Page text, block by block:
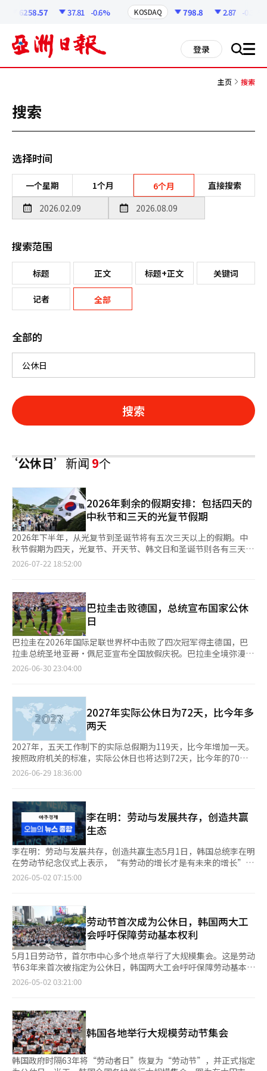
6258.57 37.81 -0.6% KOSDAQ 798.8 2.87 -0.36%
登录 搜 all
主页 搜索
搜索
选择时间
一个星期 1个月 6个月 直接搜索
搜索范围
标题 正文 标题+正文 关键词
记者 全部
全部的
搜索
‘公休日’新闻9个
2026年剩余的假期安排：包括四天的
中秋节和三天的光复节假期
2026年下半年，从光复节到圣诞节将有五次三天以上的假期。中
秋节假期为四天，光复节、开天节、韩文日和圣诞节则各有三天假
期。 截至22日，最近的假期是下个月的光复节。今年的光复节在8
月24日周四开始，到26日周六结束。接下来的27日是周日，按照
五天工作制，周四到周日可以休假四天。 不过，28日周一并不是
替代假期。根据现行规定，春节和中秋假期只有在与周日或其他假
期重叠时才适用替代假期。假期的最后一天是周六，仅此原因并不
会产生替代假期。 10月将有两次三天的假期。开天节在10月3日是
周六，因此5日周一为替代假期。接着，韩文日在10月9日是周
五，直到11日周日又可以休假三天。 今年最后的公休日是圣诞
节，恰逢周五。从12月25日到27日将形成三天的假期。 根据五天
期 △9月24日至27日中秋假期 △10月3日至5日开天节假期 △10月
9日至11日韩文假期 △12月25日至27日圣诞节假期。在这些假期
中，除了周六和周日外，额外的工作日假期总共有6天。 2026年全
国机关的公休日总共有70天，而五天工作制员工的实际总假期为
118天。今年三天以上的假期共有八次，截至7月还有五次假期待
来。※ 本报道经人工智能（AI）系统翻译与编辑。
2026-07-22 18:52:00
巴拉圭击败德国，总统宣布国家公休
日
巴拉圭在2026年国际足联世界杯中击败了四次冠军得主德国，巴
拉圭总统圣地亚哥·佩尼亚宣布全国放假庆祝。巴拉圭全境弥漫着
节日气氛。 根据29日（当地时间）彭博社和路透社的报道，巴拉
X（前身为推特）上发文称：“巴拉圭绝不放弃。今天是公休
日。”政府也正式确认将30日定为国家公休日。 在首都亚松森及
巴拉圭各地，市民们手持国旗走上街头庆祝胜利，欢呼的画面迅速
在社交媒体上传播。 此次胜利还收到了来自海外的祝贺信息。曾
在巴拉圭度过童年的美国国务院副部长克里斯托弗·兰多、智利总
统何塞·安东尼奥·卡斯特以及阿根廷经济部长路易斯·卡普托等
人纷纷祝贺巴拉圭国家队的胜利。 巴拉圭将在下个月4日与美国费
城的法国和瑞典比赛的胜者争夺八强席位。
2026-06-30 23:04:00
2027年实际公休日为72天，比今年多
两天
2027年，五天工作制下的实际总假期为119天，比今年增加一天。
按照政府机关的标准，实际公休日也将达到72天，比今年的70天
增加两天，三天以上的连休次数将从8次增加到10次。 6月29日，
星期日和24个国庆日、替代假日、劳动节、宪法纪念日等，总计
76天。 然而，春节（2月7日）、纪念日（6月6日）、光复节（8
月15日）、开天节（10月3日）均与星期日重合，因此实际的政府
公休日总数为72天，比今年的70天多出两天。 在实施五天工作制
的机构中，政府公休日72天加上52个星期六，总共可以休息124
天。然而，春节假期的第一天（2月6日）、劳动节（5月1日）、
宪法纪念日（7月17日）、韩文日（10月9日）、圣诞节（12月25
日）与星期六重合，因此实际的总假期为119天，比今年的118天
次。具体为：△1月1日至3日 △2月6日至9日 △2月27日至3月1日
△5月1日至3日 △7月17日至19日 △8月14日至16日 △9月14日至
16日 △10月2日至4日 △10月9日至11日 △12月25日至27日。今
年的三天以上连休为8次，增加了两次。 主要传统节日包括：春节
在2月7日（星期日）、正月大满月在2月21日（星期日）、端午节
在6月9日（星期三）、七夕在8月8日（星期日）、中秋节在9月15
日（星期三）、寒食节在4月6日（星期二）。初伏在7月20日（星
期二）、中伏在7月30日（星期五）、末伏在8月9日（星期一）。
2026-06-29 18:36:00
李在明：劳动与发展共存，创造共赢
生态
李在明：劳动与发展共存，创造共赢生态5月1日，韩国总统李在明
在劳动节纪念仪式上表示，“有劳动的增长才是有未来的增长”。
他强调，劳动尊重不仅是关怀或施舍的问题，并承诺将建立一个劳
休日，工会呼吁保障劳动基本权利在劳动节这一天，首尔市中心举
行了大规模集会。韩国两大工会——韩国劳动组合总联盟和全国民
主劳动组合总联盟分别在不同地点举行了纪念活动，呼吁保障劳动
基本权利。韩国劳动组合总联盟主席金东明在活动中表示，人工智
能的普及正在改变就业，气候危机和产业转型也在改变工作方式。
他承诺实现公平的转型。全国民主劳动组合总联盟主席杨京洙则强
调，必须通过法律和制度保障劳动基本权利。AI推动半导体出口连
续两月突破800亿美元韩国3月出口首次突破800亿美元，4月继续
主要动力。尽管中东战争对产业造成冲击，出口仍是韩国经济的支
柱。韩国工业通商部公布的数据显示，4月出口额达到858.9亿美
元，同比增长48.0%。国民之力党公布补选候选人名单国民之力党
决定了6月3日国会议员补选的候选人名单，其中包括大邱达城的李
珍淑和京畿道河南甲的李勇。部分地区的候选人仍在讨论中。※
本报道经人工智能（AI）系统翻译与编辑。
2026-05-02 07:15:00
劳动节首次成为公休日，韩国两大工
会呼吁保障劳动基本权利
5月1日劳动节，首尔市中心多个地点举行了大规模集会。这是劳动
节63年来首次被指定为公休日，韩国两大工会呼吁保障劳动基本权
利。韩国工会总联盟（韩国工会）和全国民主工会总联盟（民主工
能的普及正在改变就业，气候危机和产业转型也在改变工作方式。
他强调将实现不排除劳动者的公正转型。民主工会委员长梁京洙在
光化门的大会上指出，虽然劳动节恢复了名称，但仍无法完全高
兴。他呼吁通过法律和制度保障劳动基本权利，并团结工会以抵御
资本的攻势。此外，民主工会当天还发表决议，指出超过1000万
2026-05-02 03:21:00
韩国各地举行大规模劳动节集会
韩国政府时隔63年将“劳动者日”恢复为“劳动节”，并正式指定